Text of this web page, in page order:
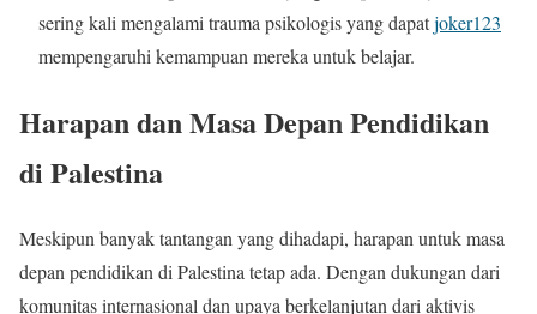
sering kali mengalami trauma psikologis yang dapatjoker123
mempengaruhi kemampuan mereka untuk belajar.
Harapan dan Masa Depan Pendidikan
di Palestina
Meskipun banyak tantangan yang dihadapi, harapan untuk masa
depan pendidikan di Palestina tetap ada. Dengan dukungan dari
komunitas internasional dan upaya berkelanjutan dari aktivis